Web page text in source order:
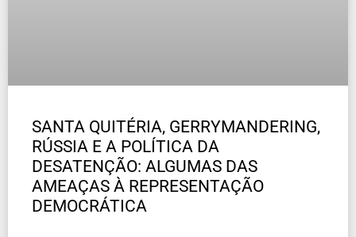
SANTA QUITÉRIA, GERRYMANDERING,
RÚSSIA E A POLÍTICA DA
DESATENÇÃO: ALGUMAS DAS
AMEAÇAS À REPRESENTAÇÃO
DEMOCRÁTICA